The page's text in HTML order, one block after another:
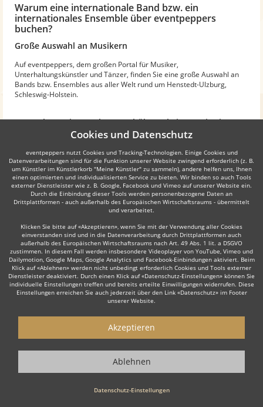
Warum eine internationale Band bzw. ein
internationales Ensemble über eventpeppers
buchen?
Große Auswahl an Musikern
Auf eventpeppers, dem großen Portal für Musiker,
Unterhaltungskünstler und Tänzer, finden Sie eine große Auswahl an
Bands bzw. Ensembles aus aller Welt rund um Henstedt-Ulzburg,
Schleswig-Holstein.
Kostenlos. Keine Buchungsgebühren, keine Registrierung
Bei eventpeppers fallen für Sie keine Buchungsgebühren an. Sie
bekommen einen Direktkontakt zu Ihren gewünschten Bands bzw.
Ensembles aus aller Welt und können dann individuell Preise und
Zahlungsmodalitäten aushandeln.
Professionell, mit Bewertungen
Die Musiker werden auf der Plattform professionell präsentiert -
Bewertungen und Erfahrungen anderer Nutzer inklusive. Wenn Sie
Musiker - also insbesondere eine internationale Band bzw. ein
internationales Ensemble - für Ihre Feier über eventpeppers anfragen,
haben Sie die Möglichkeit nach Ihrer Veranstaltung selbst eine
Bewertung abzugeben und helfen damit anderen Nutzern gute Musiker
zu finden.
Bands für jeden Anlaß
Egal ob Hochzeit, Firmenfeier, Party, Weihnachtsfeier oder
Cookies und Datenschutz
eventpeppers nutzt Cookies und Tracking-Technologien. Einige Cookies und
Datenverarbeitungen sind für die Funktion unserer Website zwingend erforderlich (z. B.
um Künstler im Künstlerkorb "Meine Künstler" zu sammeln), andere helfen uns, Ihnen
einen optimierten und individualisierten Service zu bieten. Wir binden so auch Tools
externer Dienstleister wie z. B. Google, Facebook und Vimeo auf unserer Website ein.
Durch die Einbindung dieser Tools werden personenbezogene Daten an
Drittplattformen - auch außerhalb des Europäischen Wirtschaftsraums - übermittelt
und verarbeitet.
Klicken Sie bitte auf «Akzeptieren», wenn Sie mit der Verwendung aller Cookies
einverstanden sind und in die Datenverarbeitung durch Drittplattformen auch
außerhalb des Europäischen Wirtschaftsraums nach Art. 49 Abs. 1 lit. a DSGVO
zustimmen. In diesem Fall werden insbesondere Videoplayer von YouTube, Vimeo und
Dailymotion, Google Maps, Google Analytics und Facebook-Einbindungen aktiviert. Beim
Klick auf «Ablehnen» werden nicht unbedingt erforderlich Cookies und Tools externer
Dienstleister deaktiviert. Durch einen Klick auf «Datenschutz-Einstellungen» können Sie
individuelle Einstellungen treffen und bereits erteilte Einwilligungen widerrufen. Diese
Einstellungen erreichen Sie auch jederzeit über den Link «Datenschutz» im Footer
unserer Website.
Datenschutz-Einstellungen
Akzeptieren
Ablehnen